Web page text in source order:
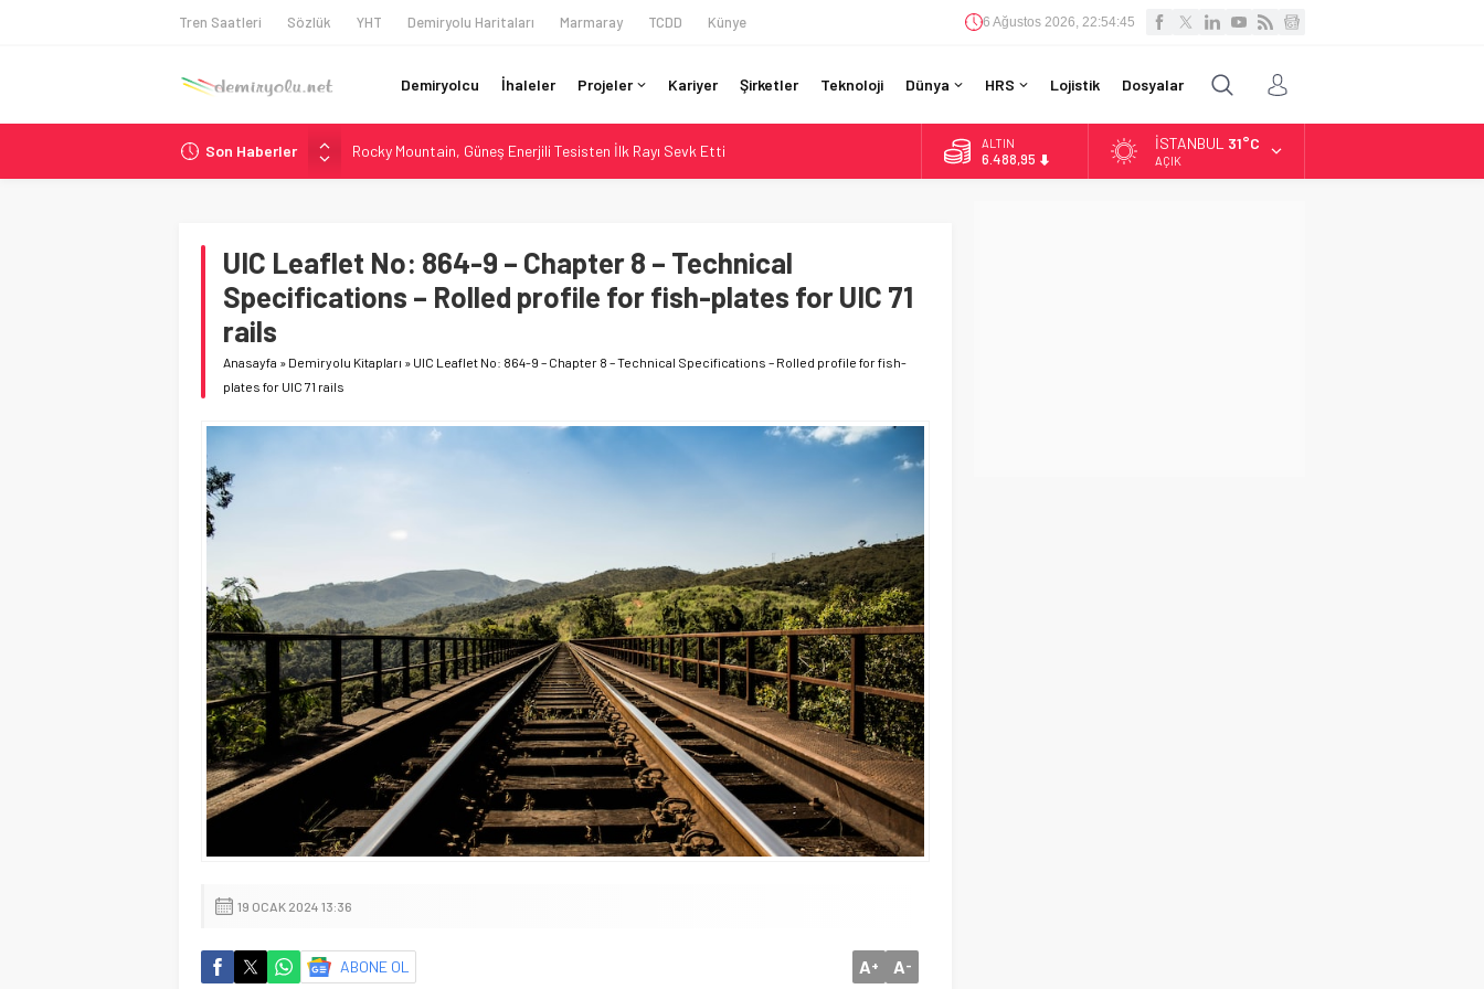
Tren Saatleri Sözlük YHT Demiryolu Haritaları Marmaray TCDD Künye 6 Ağustos 2026, 22:54:46
Demiryolcu İhaleler Projeler Kariyer Şirketler Teknoloji Dünya HRS Lojistik Dosyalar
Son Haberler
Rocky Mountain, Güneş Enerjili Tesisten İlk Rayı Sevk Etti
AAR, MIT ve Berkeley Dahil 4 Üniversiteyle Araştırma Konsorsiyumu Başlattı
Madrid 6. Hat 2027’de Sürücüsüz: Kapasite %70 Artacak
NJ Transit’ten Tarihi Bütçe: 46 Yılın Rekoru Onaylandı
ALTIN
6.488,95
İSTANBUL 31°C
AÇIK
UIC Leaflet No: 864-9 – Chapter 8 – Technical
Specifications – Rolled profile for fish-plates for UIC 71
rails
Anasayfa » Demiryolu Kitapları » UIC Leaflet No: 864-9 – Chapter 8 – Technical Specifications – Rolled profile for fish-
plates for UIC 71 rails
19 OCAK 2024 13:36
ABONE OL A+ A-